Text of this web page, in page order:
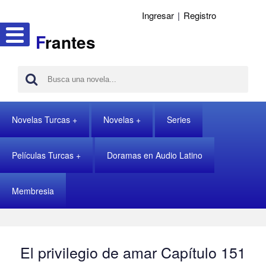
Frantes
Ingresar | Registro
Novelas Turcas Novelas Series
Películas Turcas Doramas en Audio Latino
Membresia
El privilegio de amar Capítulo 151